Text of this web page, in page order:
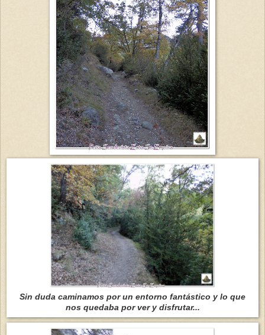
Sin duda caminamos por un entorno fantástico y lo que
nos quedaba por ver y disfrutar...